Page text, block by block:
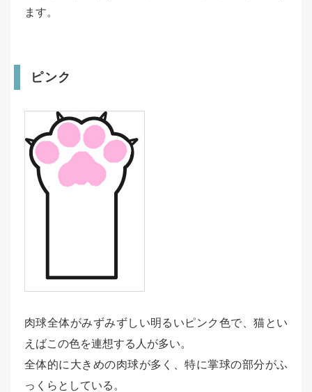
ます。
ピンク
肉球全体がみずみずしい明るいピンク色で、猫とい
えばこの色を連想する人が多い。
全体的に大きめの肉球が多く、特に掌球の部分がふ
っくらとしている。